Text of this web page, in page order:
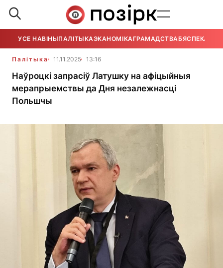
УСЕ НАВІНЫПАЛІТЫКАЭКАНОМІКАГРАМАДСТВАБЯСПЕКА
Палітыка 11.11.2025 13:16
Наўроцкі запрасіў Латушку на афіцыйныя
мерапрыемствы да Дня незалежнасці
Польшчы